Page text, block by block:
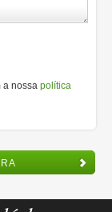
a nossa política